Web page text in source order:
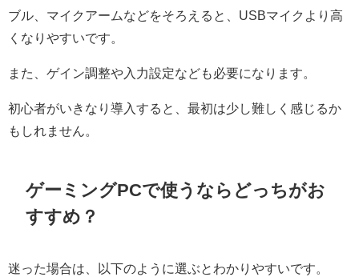
ブル、マイクアームなどをそろえると、USBマイクより高
くなりやすいです。
また、ゲイン調整や入力設定なども必要になります。
初心者がいきなり導入すると、最初は少し難しく感じるか
もしれません。
ゲーミングPCで使うならどっちがお
すすめ？
迷った場合は、以下のように選ぶとわかりやすいです。